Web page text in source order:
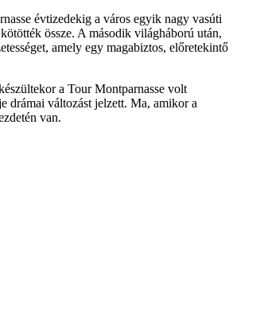
évtizedekig a város egyik nagy vasúti
össze. A második világháború után,
amely egy magabiztos, előretekintő
a Tour Montparnasse volt
drámai változást jelzett. Ma, amikor a
van.